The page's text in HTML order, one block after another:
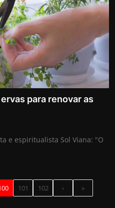
para renovar as
e espiritualista Sol Viana: "O
101 102 › »